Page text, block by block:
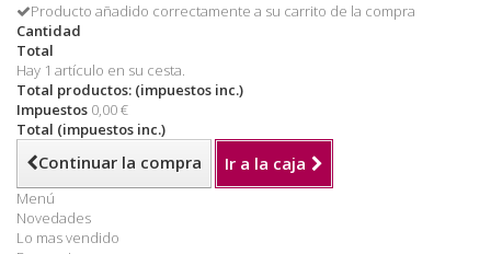
Producto añadido correctamente a su carrito de la compra
Cantidad
Total
Hay 1 artículo en su cesta.
Total productos: (impuestos inc.)
Impuestos 0,00 €
Total (impuestos inc.)
Continuar la compra Ir a la caja
Menú
Novedades
Lo mas vendido